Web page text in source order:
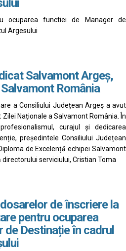
ocuparea functiei de Manager de
Argesului
Salvamont Argeș,
România
a Consiliului Județean Argeș a avut
Naționale a Salvamont România. În
curajul și dedicarea
președintele Consiliului Județean
de Excelență echipei Salvamont
serviciului, Cristian Toma
de înscriere la
pentru ocuparea
Destinație în cadrul